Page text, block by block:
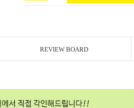
REVIEW BOARD